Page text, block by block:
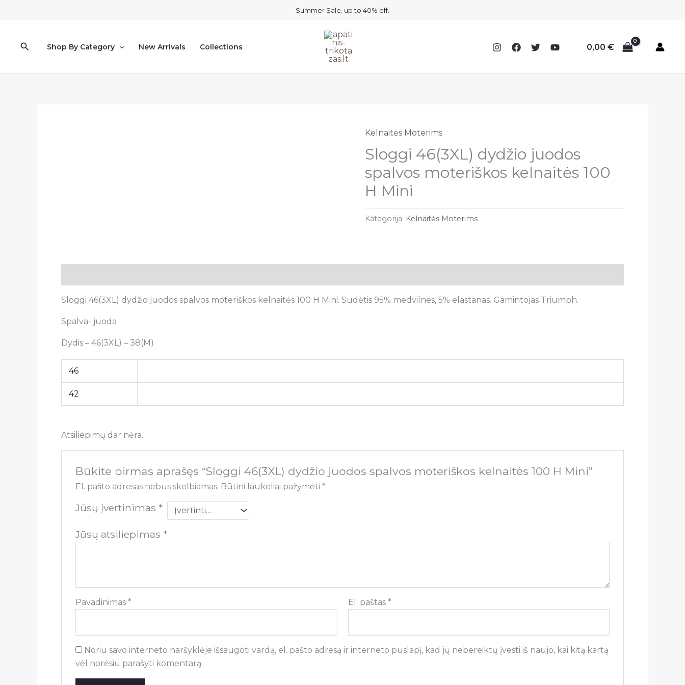
Summer Sale. up to 40% off.
PaieškaShop By Category New Arrivals Collections 0,00 €
Kelnaitės Moterims
Sloggi 46(3XL) dydžio juodos
spalvos moteriškos kelnaitės 100
H Mini
Kategorija: Kelnaitės Moterims
Sloggi 46(3XL) dydžio juodos spalvos moteriškos kelnaitės 100 H Mini. Sudėtis 95% medvilnes, 5% elastanas. Gamintojas Triumph.
Spalva- juoda
Dydis – 46(3XL) – 38(M)
46
42
Atsiliepimų dar nėra.
Būkite pirmas aprašęs “Sloggi 46(3XL) dydžio juodos spalvos moteriškos kelnaitės 100 H Mini”
El. pašto adresas nebus skelbiamas. Būtini laukeliai pažymėti *
Jūsų įvertinimas *
Jūsų atsiliepimas *
Pavadinimas * El. paštas *
Noriu savo interneto naršyklėje išsaugoti vardą, el. pašto adresą ir interneto puslapį, kad jų nebereiktų įvesti iš naujo, kai kitą kartą
vėl norėsiu parašyti komentarą.